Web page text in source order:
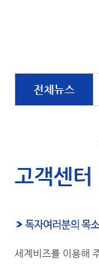
전체뉴스
고객센터
세계비즈를 이용해